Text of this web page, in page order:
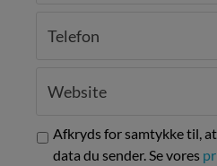
Afkryds for samtykke til,
data du sender. Se vores